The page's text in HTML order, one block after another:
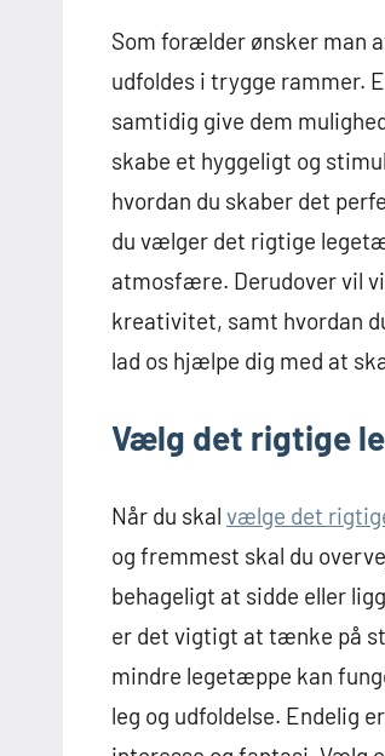
Som forælder ønsker man
udfoldes i trygge rammer.
samtidig give dem
skabe et hyggeligt og
hvordan du skaber det
du vælger det rigtige
atmosfære. Derudover vil
kreativitet, samt hvordan
lad os hjælpe dig med at
Vælg det rigtige
Når du skal vælge det
og fremmest skal du
behageligt at sidde eller
er det vigtigt at tænke på
mindre legetæppe kan
leg og udfoldelse. Endelig